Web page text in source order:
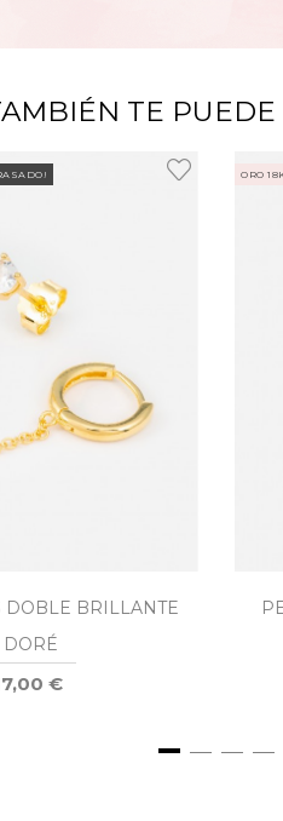
TE PUEDE
DOBLE BRILLANTE
DORÉ
€
ORO